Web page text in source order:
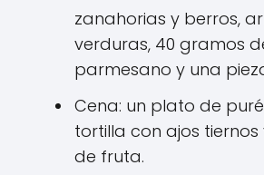
zanahorias y berros,
verduras, 40 gramos
parmesano y una
Cena: un plato de
tortilla con ajos tiernos
de fruta.